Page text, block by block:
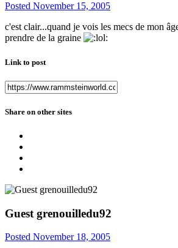
Posted November 15, 2005
c'est clair...quand je vois les mecs de mon
prendre de la graine
Link to post
Share on other sites
Guest grenouilledu92
Posted November 18, 2005